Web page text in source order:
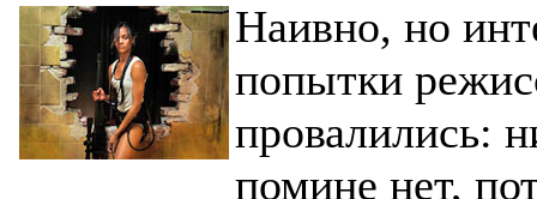
Наивно, но
попытки
провалились:
помине нет,